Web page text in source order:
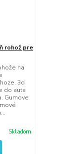
rohož pre
na
3d
do auta
Gumove
Skladom